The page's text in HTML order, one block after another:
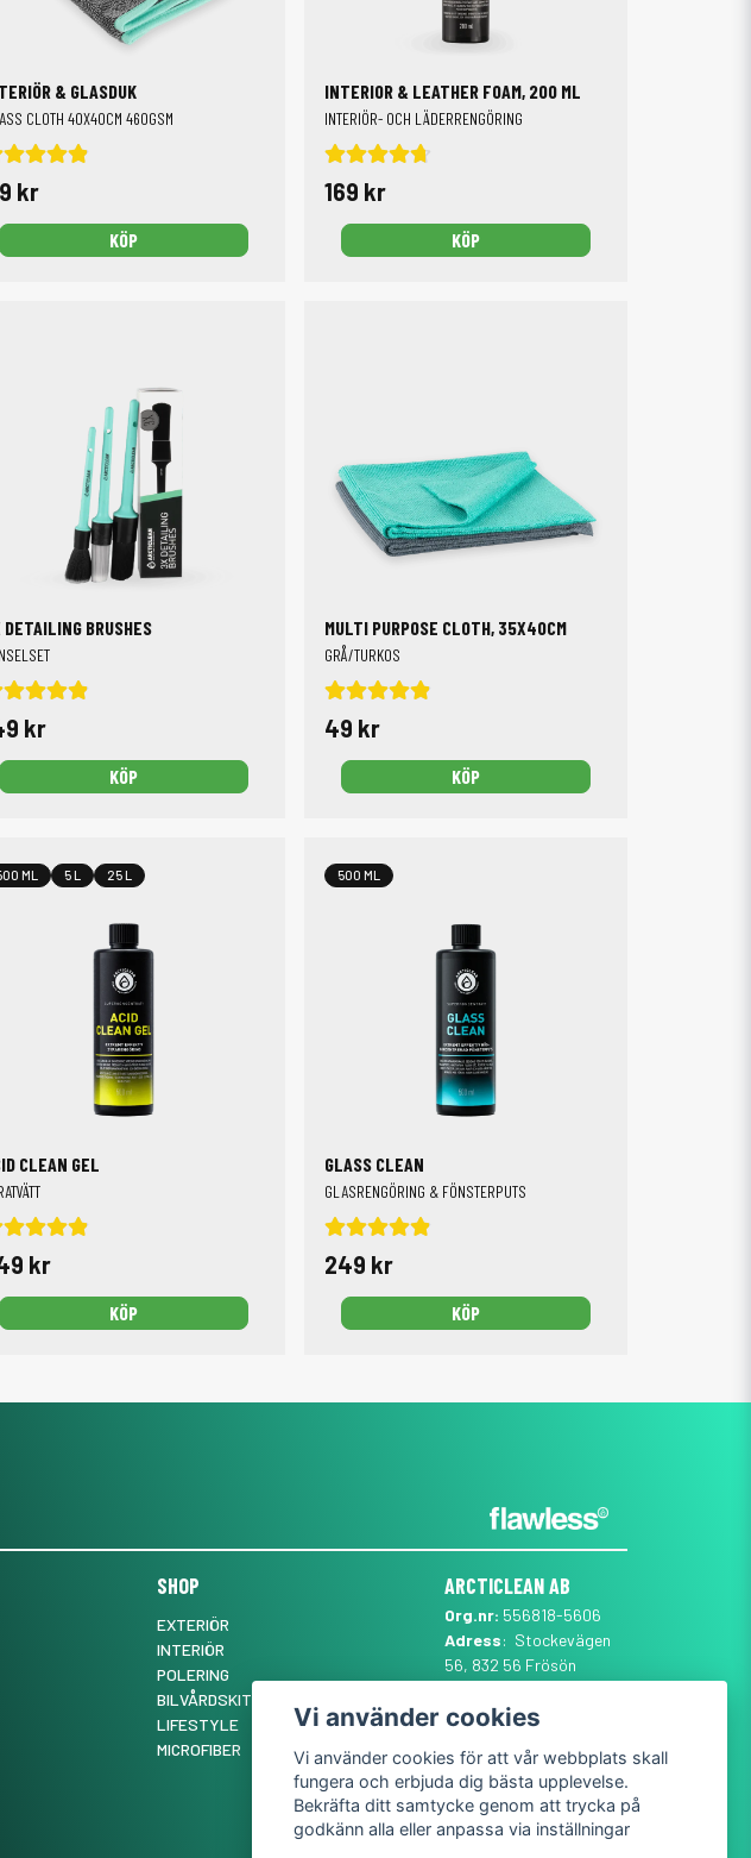
& GLASDUK
CLOTH 40X40CM 460GSM
kr
KÖP
INTERIOR & LEATHER FOAM, 200 ML
INTERIÖR- OCH LÄDERRENGÖRING
169 kr
KÖP
DETAILING BRUSHES
kr
KÖP
MULTI PURPOSE CLOTH, 35X40CM
GRÅ/TURKOS
49 kr
KÖP
CLEAN GEL
kr
KÖP
ML 5 L 25 L
GLASS CLEAN
GLASRENGÖRING & FÖNSTERPUTS
249 kr
KÖP
500 ML
SHOP
EXTERIÖR
INTERIÖR
POLERING
BILVÅRDSKIT ✨
LIFESTYLE
MICROFIBER
ARCTICLEAN AB
Org.nr: 556818-5606
Adress: Stockevägen
56, 832 56 Frösön
Telefon:0101889555
Vi använder cookies
Vi använder cookies för att vår webbplats skall
fungera och erbjuda dig bästa upplevelse.
Bekräfta ditt samtycke genom att trycka på
godkänn alla eller anpassa via inställningar